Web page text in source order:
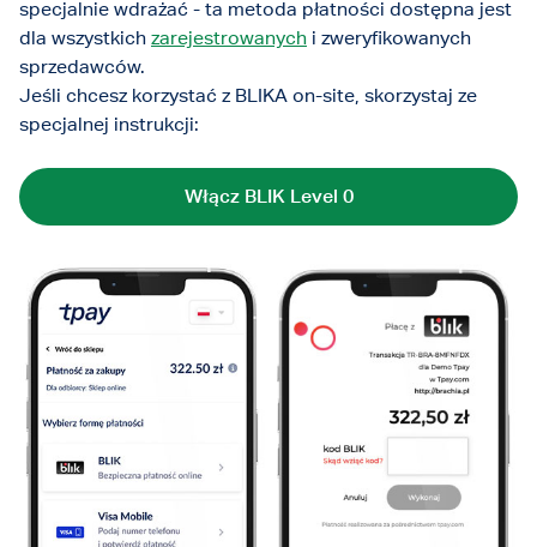
specjalnie wdrażać - ta metoda płatności dostępna jest
dla wszystkich zarejestrowanych i zweryfikowanych
sprzedawców.
Jeśli chcesz korzystać z BLIKA on-site, skorzystaj ze
specjalnej instrukcji:
Włącz BLIK Level 0